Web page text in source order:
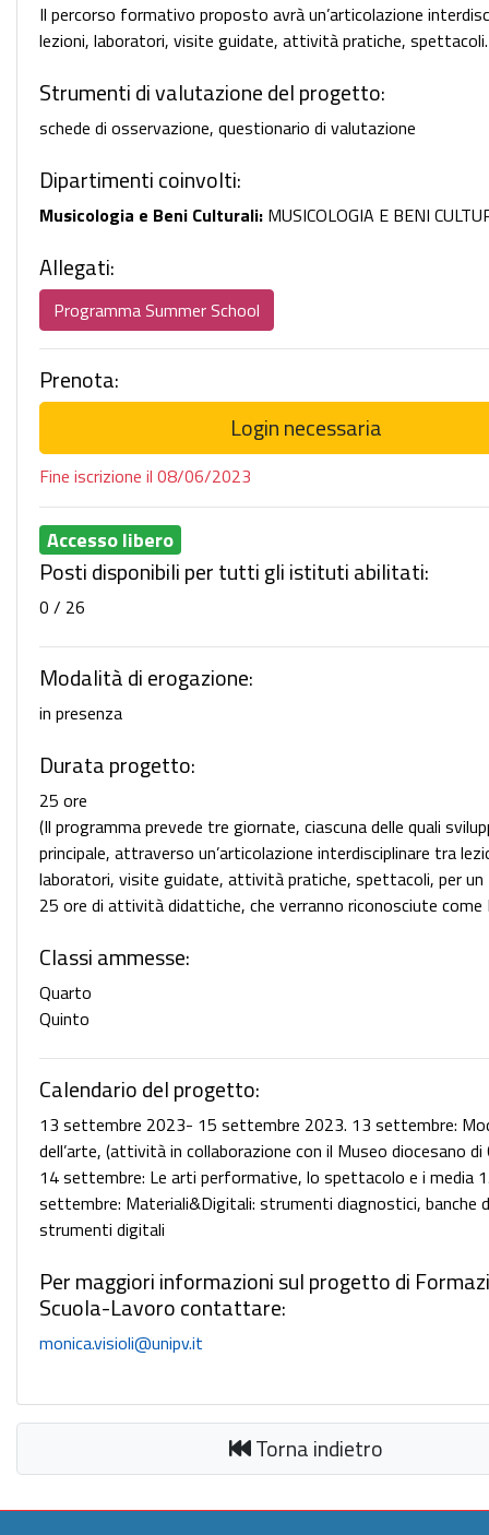
Il percorso formativo proposto avrà un’articolazione
lezioni, laboratori, visite guidate, attività pratiche, spettacoli.
Strumenti di valutazione del progetto:
schede di osservazione, questionario di valutazione
Dipartimenti coinvolti:
Musicologia e Beni Culturali: MUSICOLOGIA E BENI
Allegati:
Programma Summer School
Prenota:
Login necessaria
Fine iscrizione il 08/06/2023
Accesso libero
Posti disponibili per tutti gli istituti abilitati:
0 / 26
Modalità di erogazione:
in presenza
Durata progetto:
25 ore
(Il programma prevede tre giornate, ciascuna delle quali
principale, attraverso un’articolazione interdisciplinare tra
laboratori, visite guidate, attività pratiche, spettacoli, per
25 ore di attività didattiche, che verranno riconosciute come
Classi ammesse:
Quarto
Quinto
Calendario del progetto:
13 settembre 2023- 15 settembre 2023. 13 settembre:
dell’arte, (attività in collaborazione con il Museo diocesano di
14 settembre: Le arti performative, lo spettacolo e i media
settembre: Materiali&Digitali: strumenti diagnostici, banche
strumenti digitali
Per maggiori informazioni sul progetto di
Scuola-Lavoro contattare:
monica.visioli@unipv.it
Torna indietro